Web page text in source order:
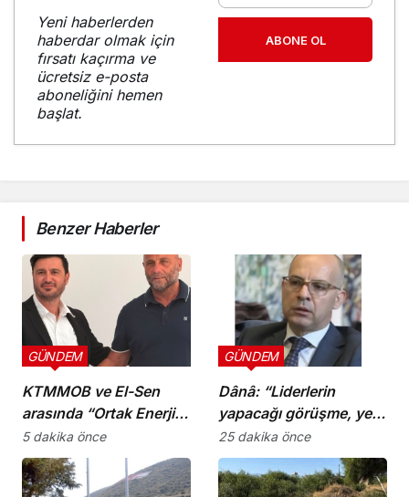
Yeni haberlerden
haberdar olmak için
fırsatı kaçırma ve
ücretsiz e-posta
aboneliğini hemen
başlat.
ABONE OL
Benzer Haberler
KTMMOB ve El-Sen
arasında “Ortak Enerji
Komitesi İş Birliği
Protokolü” imzalandı
GÜNDEM
5 dakika önce
Dânâ: “Liderlerin
yapacağı görüşme, yeni
ve sonuç alıcı 5+1
toplantısına hazırlık
niteliği taşıyor”
GÜNDEM
25 dakika önce